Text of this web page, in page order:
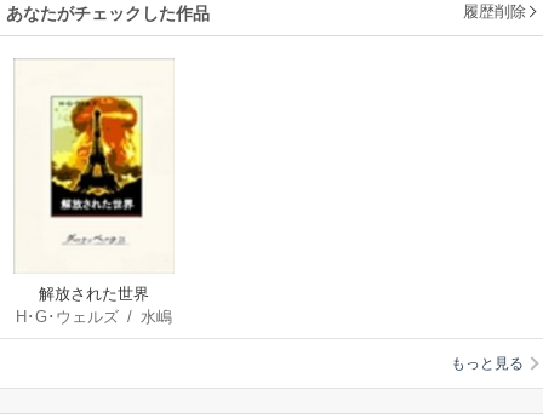
あなたがチェックした作品 履歴削除
解放された世界
H･G･ウェルズ / 水嶋
正路
もっと見る